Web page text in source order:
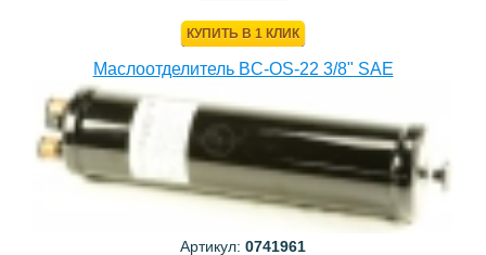
КУПИТЬ В 1 КЛИК
Маслоотделитель BC-OS-22 3/8" SAE
Артикул: 0741961